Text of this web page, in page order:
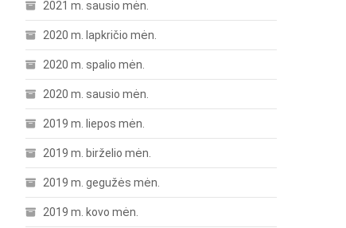
2021 m. sausio mėn.
2020 m. lapkričio mėn.
2020 m. spalio mėn.
2020 m. sausio mėn.
2019 m. liepos mėn.
2019 m. birželio mėn.
2019 m. gegužės mėn.
2019 m. kovo mėn.